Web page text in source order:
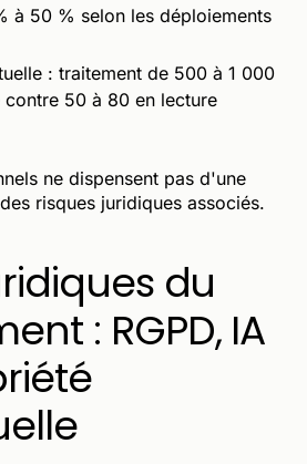
à 50 % selon les déploiements
: traitement de 500 à 1 000
contre 50 à 80 en lecture
ne dispensent pas d'une
risques juridiques associés.
du
: RGPD, IA